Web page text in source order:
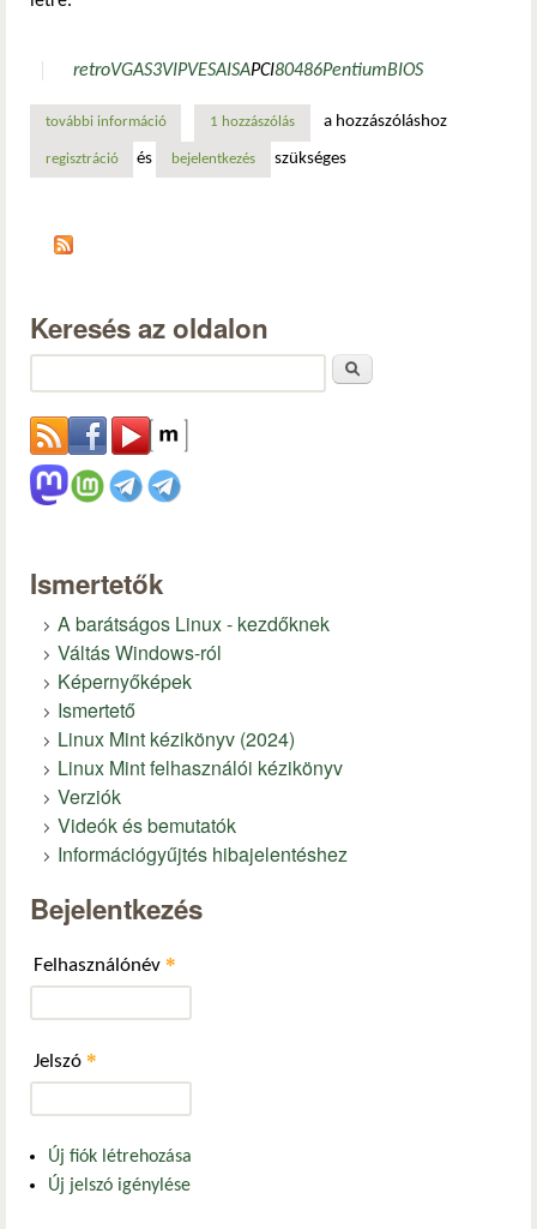
retroVGAS3VIPVESAISAPCI80486PentiumBIOS
további információretró: 486-os „vip” lapok #1 tartalommal kapcsolatosan
1 hozzászólás a hozzászóláshoz
regisztráció és bejelentkezés szükséges
Keresés az oldalon
Ismertetők
A barátságos Linux - kezdőknek
Váltás Windows-ról
Képernyőképek
Ismertető
Linux Mint kézikönyv (2024)
Linux Mint felhasználói kézikönyv
Verziók
Videók és bemutatók
Információgyűjtés hibajelentéshez
Bejelentkezés
Felhasználónév *
Jelszó *
Új fiók létrehozása
Új jelszó igénylése